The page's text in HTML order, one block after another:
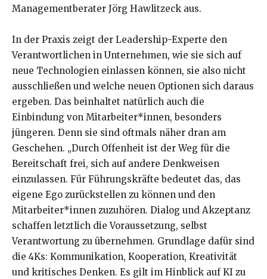
Managementberater Jörg Hawlitzeck aus.
In der Praxis zeigt der Leadership-Experte den
Verantwortlichen in Unternehmen, wie sie sich auf
neue Technologien einlassen können, sie also nicht
ausschließen und welche neuen Optionen sich daraus
ergeben. Das beinhaltet natürlich auch die
Einbindung von Mitarbeiter*innen, besonders
jüngeren. Denn sie sind oftmals näher dran am
Geschehen. „Durch Offenheit ist der Weg für die
Bereitschaft frei, sich auf andere Denkweisen
einzulassen. Für Führungskräfte bedeutet das, das
eigene Ego zurückstellen zu können und den
Mitarbeiter*innen zuzuhören. Dialog und Akzeptanz
schaffen letztlich die Voraussetzung, selbst
Verantwortung zu übernehmen. Grundlage dafür sind
die 4Ks: Kommunikation, Kooperation, Kreativität
und kritisches Denken. Es gilt im Hinblick auf KI zu